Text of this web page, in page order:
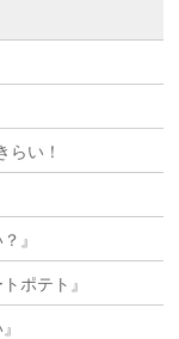
らい！
』
ポテト』